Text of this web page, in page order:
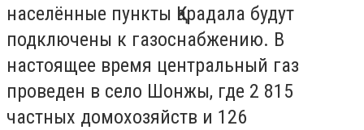
населённые пункты Қарадала будут
подключены к газоснабжению. В
настоящее время центральный газ
проведен в село Шонжы, где 2 815
частных домохозяйств и 126